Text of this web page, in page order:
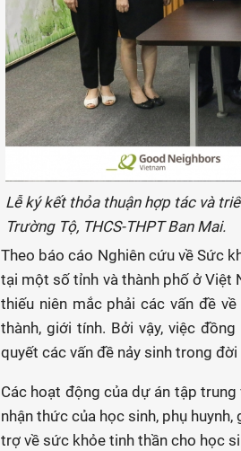
Lễ ký kết thỏa thuận hợp tác và
Trường Tộ, THCS-THPT Ban Mai.
Theo báo cáo Nghiên cứu về Sức
tại một số tỉnh và thành phố ở Việt
thiếu niên mắc phải các vấn đề
thành, giới tính. Bởi vậy, việc
quyết các vấn đề nảy sinh trong
Các hoạt động của dự án tập
nhận thức của học sinh, phụ
trợ về sức khỏe tinh thần cho học